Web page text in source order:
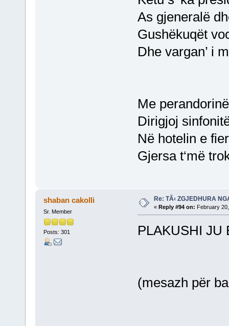
As gjeneralë
Gushëkuqët
Dhe vargan’ i
Me
Dirigjoj
Në hotelin e
Gjersa t‘më
shaban cakolli
Sr. Member
Posts: 301
Re: TÃ‹ ZGJEDHURA
« Reply #94 on: February
PLAKUSHI JU
(mesazh për